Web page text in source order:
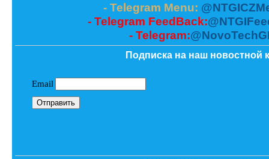
- Telegram Menu:
- Telegram FeedBack:
- Telegram:
Подписка на наш новостной